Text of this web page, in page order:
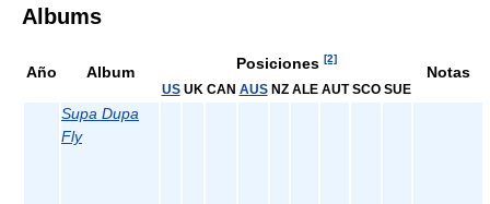
Albums
Año Album
Posiciones [2]
Notas
US UK CAN AUS NZ ALE AUT SCO SUE
Supa Dupa
Fly